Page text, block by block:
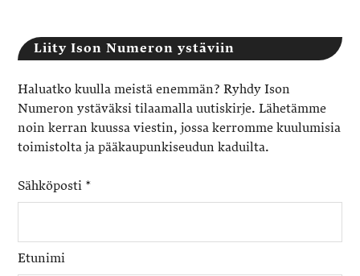
Liity Ison Numeron ystäviin
Haluatko kuulla meistä enemmän? Ryhdy Ison
Numeron ystäväksi tilaamalla uutiskirje. Lähetämme
noin kerran kuussa viestin, jossa kerromme kuulumisia
toimistolta ja pääkaupunkiseudun kaduilta.
Sähköposti *
Etunimi